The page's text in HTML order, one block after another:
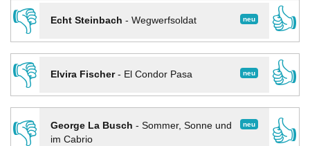
👎
neu
Echt Steinbach - Wegwerfsoldat
👍
👎
neu
Elvira Fischer- El Condor Pasa
👍
👎
neu
George La Busch - Sommer, Sonne und
im Cabrio
👍